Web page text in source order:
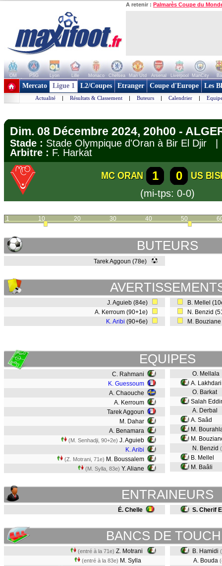
A retenir : Palmarès Coupe du
OM PSG Lyon Lille Monaco Chelsea Man Utd Arsenal Liverpool ManCity
+ de clubs
Mercato Ligue 1 L2/Coupes Etranger Coupe d'Europe Les
Actualité | Résultats & Classement | Buteurs | Calendrier |
Dim. 08 Décembre 2024, 20h00 -
Stade : Stade Olympique d'Oran à Bir El
Arbitre : F. Harkat
MC ORAN 1 0
US
(mi-tps: 0-0)
1 10 20 30 40 50
BUTEURS
Tarek Aggoun (78e)
J. Aguieb (84e)
A. Kerroum (90+1e)
K. Aribi (90+6e)
B. Mellel
N. Benzid
M.
EQUIPES
C. Rahmani
K. Guessoum
A. Chaouche
A. Kerroum
Tarek Aggoun
M. Dahar
A. Benamara
(M. Senhadji, 90+2e) J. Aguieb
K. Aribi
(Z. Motrani, 71e) M. Boussalem
(M. Sylla, 83e) Y. Aliane
O. Mellala
A. Lakhdari
O. Barkat
Salah
A. Derbal
A. Saâd
M.
M.
N. Benzid
B. Mellel
M. Baâli
ENTRAINEURS
É. Chelle S. Cherif
BANCS DE
(entré à la 71e) Z. Motrani
(entré à la 83e) M. Sylla
B. Hamidi
A. Bouda